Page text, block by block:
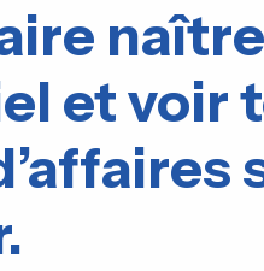
et voir